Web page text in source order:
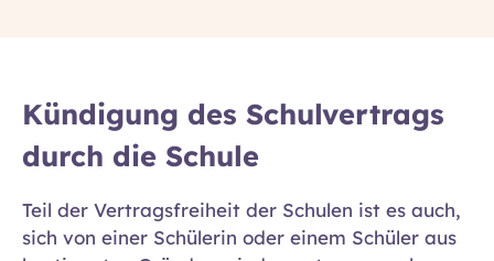
Kündigung des Schulvertrags
durch die Schule
Teil der Vertragsfreiheit der Schulen ist es auch,
sich von einer Schülerin oder einem Schüler aus